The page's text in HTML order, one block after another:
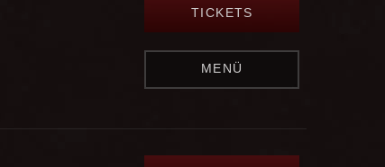
TICKETS
MENÜ